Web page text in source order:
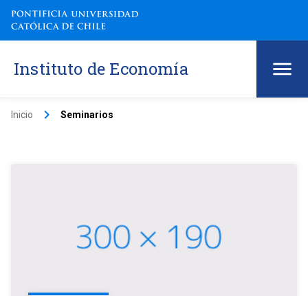
Instituto de Economía
Inicio keyboard_arrow_right Seminarios